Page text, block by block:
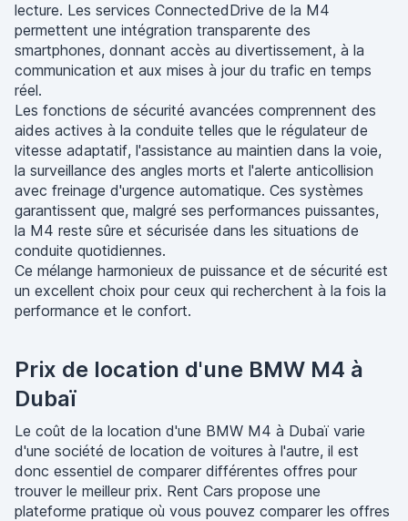
lecture. Les services ConnectedDrive de la M4
permettent une intégration transparente des
smartphones, donnant accès au divertissement, à la
communication et aux mises à jour du trafic en temps
réel.
Les fonctions de sécurité avancées comprennent des
aides actives à la conduite telles que le régulateur de
vitesse adaptatif, l'assistance au maintien dans la voie,
la surveillance des angles morts et l'alerte anticollision
avec freinage d'urgence automatique. Ces systèmes
garantissent que, malgré ses performances puissantes,
la M4 reste sûre et sécurisée dans les situations de
conduite quotidiennes.
Ce mélange harmonieux de puissance et de sécurité est
un excellent choix pour ceux qui recherchent à la fois la
performance et le confort.
Prix de location d'une BMW M4 à
Dubaï
Le coût de la location d'une BMW M4 à Dubaï varie
d'une société de location de voitures à l'autre, il est
donc essentiel de comparer différentes offres pour
trouver le meilleur prix. Rent Cars propose une
plateforme pratique où vous pouvez comparer les offres